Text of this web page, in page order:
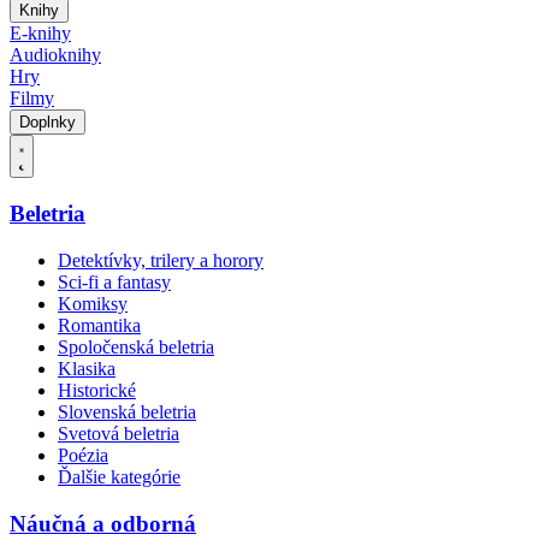
Knihy
E-knihy
Audioknihy
Hry
Filmy
Doplnky
Beletria
Detektívky, trilery a horory
Sci-fi a fantasy
Komiksy
Romantika
Spoločenská beletria
Klasika
Historické
Slovenská beletria
Svetová beletria
Poézia
Ďalšie kategórie
Náučná a odborná